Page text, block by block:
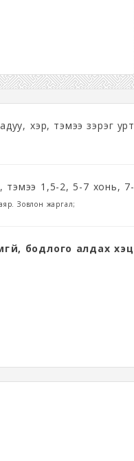
үхэр, тэмээ зэрэг урт
тэмээ 1,5-2, 5-7 хонь, 7-
Зовлон жаргал;
бодлого алдах хэцүү